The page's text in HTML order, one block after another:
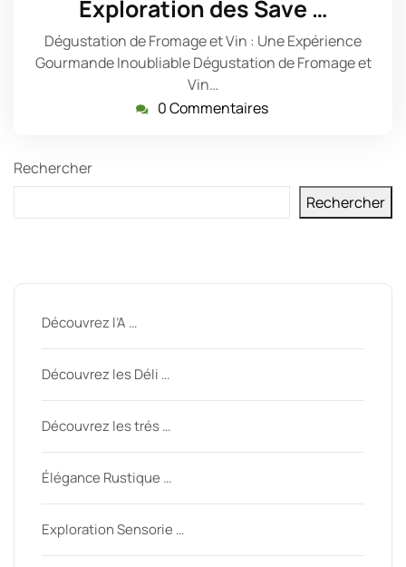
2024
Exploration des Save …
Dégustation de Fromage et Vin : Une Expérience
Gourmande Inoubliable Dégustation de Fromage et
Vin…
0 Commentaires
Rechercher
Rechercher
Découvrez l’A …
Découvrez les Déli …
Découvrez les trés …
Élégance Rustique …
Exploration Sensorie …